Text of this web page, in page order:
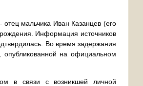
мальчика Иван Казанцев (его
Информация источников
Во время задержания
на официальном
в связи с возникшей личной